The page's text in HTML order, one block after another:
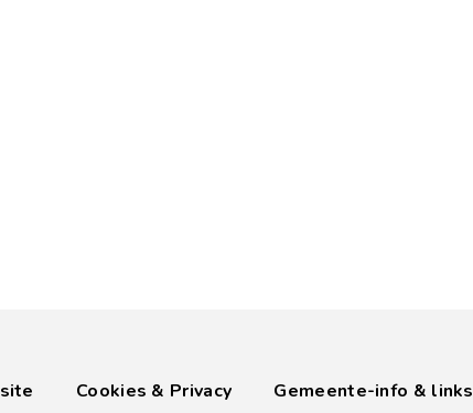
Cookies & Privacy Gemeente-info & links